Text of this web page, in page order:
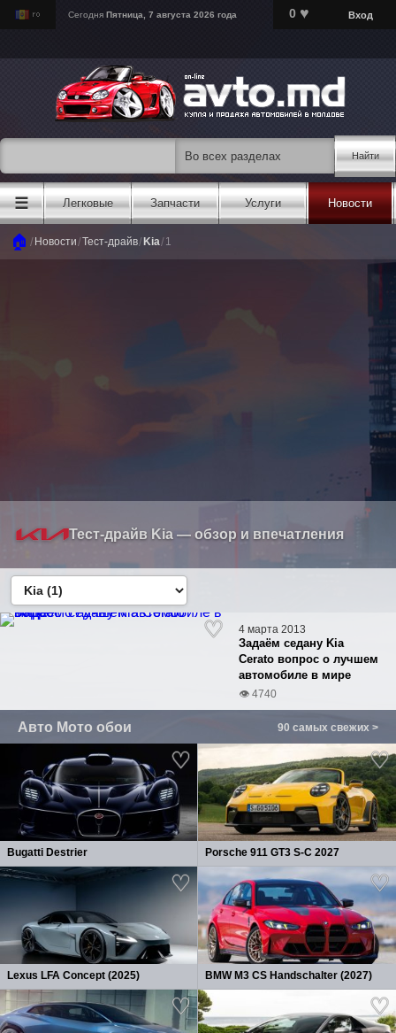
Сегодня Пятница, 7 августа 2026 года 0 ♥ Вход
Найти
☰ Легковые Запчасти Услуги Новости
🏠 / Новости/Тест-драйв/ Kia/1
Тест-драйв Kia — обзор и впечатления
4 марта 2013
Задаём седану Kia
Cerato вопрос о лучшем
автомобиле в мире
👁 4740
Авто Мото обои 90 самых свежих >
Bugatti Destrier Porsche 911 GT3 S-C 2027
Lexus LFA Concept (2025) BMW M3 CS Handschalter (2027)